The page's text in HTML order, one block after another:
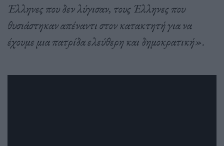
Έλληνες που δεν λύγισαν, τους Έλληνες που
θυσιάστηκαν απέναντι στον κατακτητή για να
έχουμε μια πατρίδα ελεύθερη και δημοκρατική».